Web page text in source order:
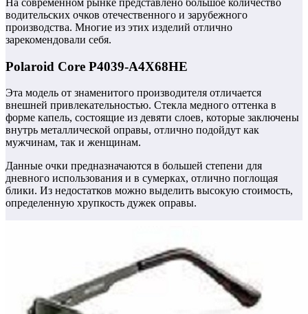
водительских очков отечественного и зарубежного
производства. Многие из этих изделий отлично
зарекомендовали себя.
Polaroid Core P4039-A4X68HE
Эта модель от знаменитого производителя отличается
внешней привлекательностью. Стекла медного оттенка в
форме капель, состоящие из девяти слоев, которые заключены
внутрь металлической оправы, отлично подойдут как
мужчинам, так и женщинам.
Данные очки предназначаются в большей степени для
дневного использования и в сумерках, отлично поглощая
блики. Из недостатков можно выделить высокую стоимость,
определенную хрупкость дужек оправы.